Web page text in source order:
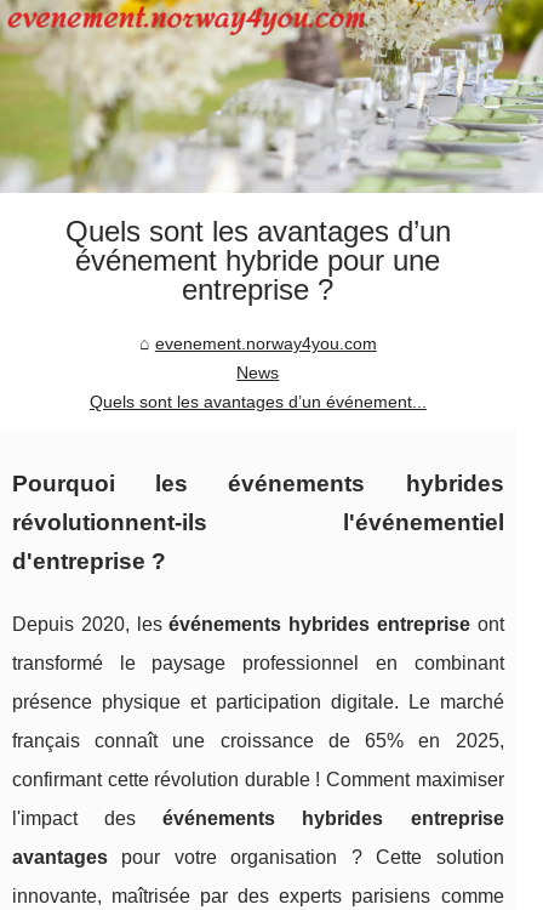
Quels sont les avantages d’un
événement hybride pour une
entreprise ?
evenement.norway4you.com
News
Quels sont les avantages d’un événement...
Pourquoi les événements hybrides
révolutionnent-ils l'événementiel
d'entreprise ?
Depuis 2020, lesévénements hybrides entrepriseont
transformé le paysage professionnel en combinant
présence physique et participation digitale. Le marché
français connaît une croissance de 65% en 2025,
confirmant cette révolution durable ! Comment maximiser
l'impact desévénements hybrides entreprise
avantages pour votre organisation ? Cette solution
innovante, maîtrisée par des experts parisiens comme